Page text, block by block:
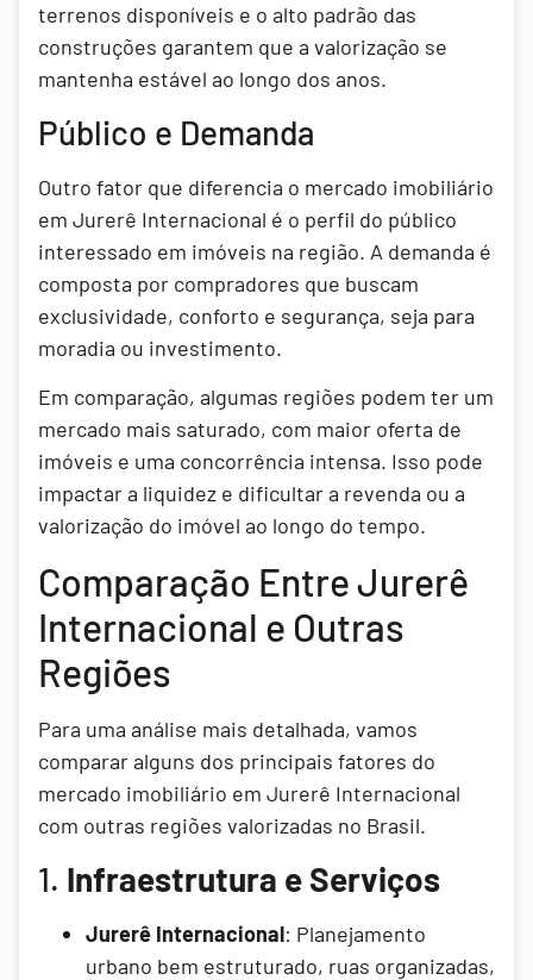
terrenos disponíveis e o alto padrão das
construções garantem que a valorização se
mantenha estável ao longo dos anos.
Público e Demanda
Outro fator que diferencia o mercado imobiliário
em Jurerê Internacional é o perfil do público
interessado em imóveis na região. A demanda é
composta por compradores que buscam
exclusividade, conforto e segurança, seja para
moradia ou investimento.
Em comparação, algumas regiões podem ter um
mercado mais saturado, com maior oferta de
imóveis e uma concorrência intensa. Isso pode
impactar a liquidez e dificultar a revenda ou a
valorização do imóvel ao longo do tempo.
Comparação Entre Jurerê
Internacional e Outras
Regiões
Para uma análise mais detalhada, vamos
comparar alguns dos principais fatores do
mercado imobiliário em Jurerê Internacional
com outras regiões valorizadas no Brasil.
1. Infraestrutura e Serviços
Jurerê Internacional: Planejamento
urbano bem estruturado, ruas organizadas,